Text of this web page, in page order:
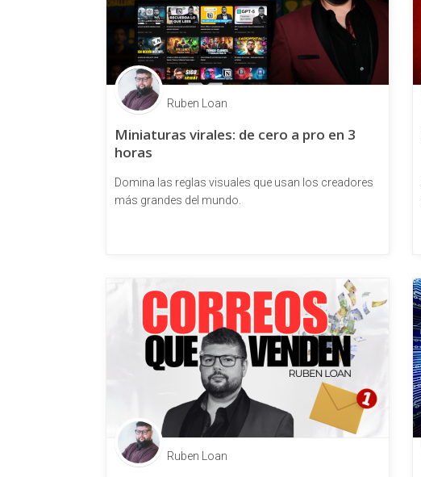
Ruben Loan
Miniaturas virales: de cero a pro en 3
horas
Domina las reglas visuales que usan los creadores
más grandes del mundo.
Ruben Loan